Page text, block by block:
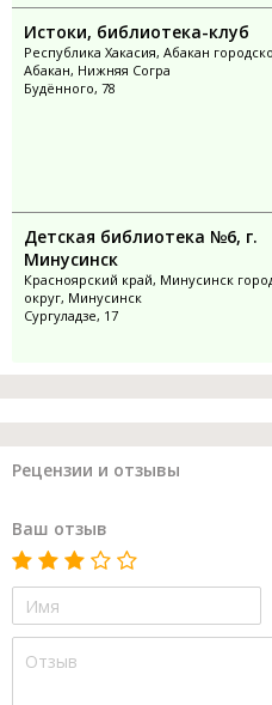
Истоки, библиотека-клуб
Республика Хакасия, Абакан
Абакан, Нижняя Согра
Будённого, 78
Детская библиотека №6, г.
Минусинск
Красноярский край, Минусинск
округ, Минусинск
Сургуладзе, 17
Рецензии и отзывы
Ваш отзыв